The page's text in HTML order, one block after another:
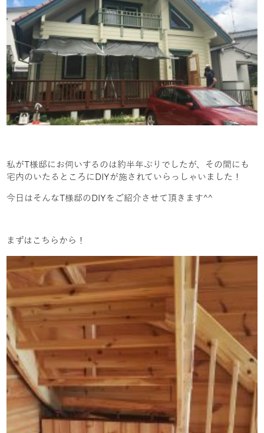
私がT様邸にお伺いするのは約半年ぶりでしたが、その間にも
宅内のいたるところにDIYが施されていらっしゃいました！
今日はそんなT様邸のDIYをご紹介させて頂きます^^
まずはこちらから！